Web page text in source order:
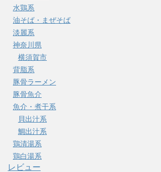
水鶏系
油そば・まぜそば
淡麗系
神奈川県
横須賀市
背脂系
豚骨ラーメン
豚骨魚介
魚介・煮干系
貝出汁系
鯛出汁系
鶏清湯系
鶏白湯系
レビュー